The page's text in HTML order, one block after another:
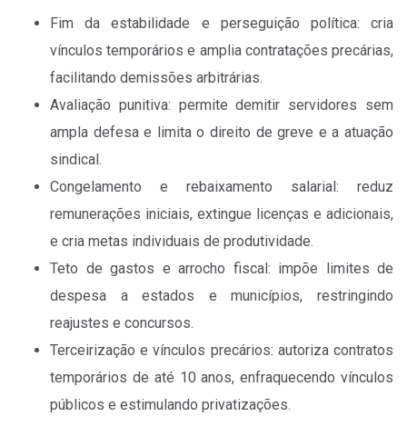
Fim da estabilidade e perseguição política: cria
vínculos temporários e amplia contratações precárias,
facilitando demissões arbitrárias.
Avaliação punitiva: permite demitir servidores sem
ampla defesa e limita o direito de greve e a atuação
sindical.
Congelamento e rebaixamento salarial: reduz
remunerações iniciais, extingue licenças e adicionais,
e cria metas individuais de produtividade.
Teto de gastos e arrocho fiscal: impõe limites de
despesa a estados e municípios, restringindo
reajustes e concursos.
Terceirização e vínculos precários: autoriza contratos
temporários de até 10 anos, enfraquecendo vínculos
públicos e estimulando privatizações.